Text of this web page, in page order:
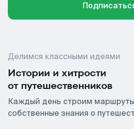
Делимся классными идеями
Истории и хитрости
от путешественников
Каждый день строим маршруты
собственные знания о